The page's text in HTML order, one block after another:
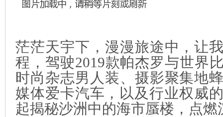
茫茫天宇下，漫漫旅途中，让
程，驾驶2019款帕杰罗与世界
时尚杂志男人装、摄影聚集地
媒体爱卡汽车，以及行业权威
起揭秘沙洲中的海市蜃楼，点燃